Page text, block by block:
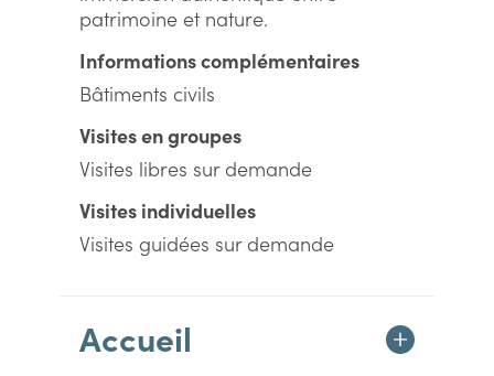
patrimoine et nature.
Informations complémentaires
Bâtiments civils
Visites en groupes
Visites libres sur demande
Visites individuelles
Visites guidées sur demande
Accueil